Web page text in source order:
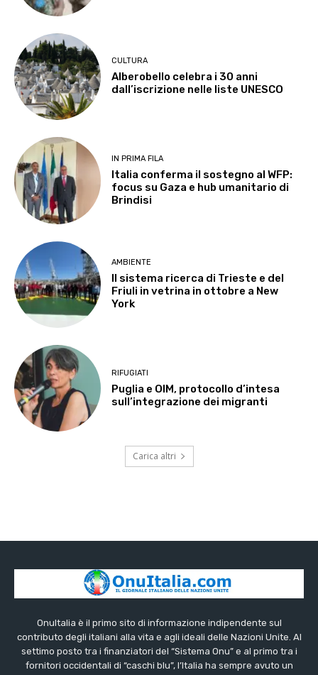
CULTURA
Alberobello celebra i 30 anni
dall’iscrizione nelle liste UNESCO
IN PRIMA FILA
Italia conferma il sostegno al WFP:
focus su Gaza e hub umanitario di
Brindisi
AMBIENTE
Il sistema ricerca di Trieste e del
Friuli in vetrina in ottobre a New
York
RIFUGIATI
Puglia e OIM, protocollo d’intesa
sull’integrazione dei migranti
Carica altri
OnuItalia è il primo sito di informazione indipendente sul
contributo degli italiani alla vita e agli ideali delle Nazioni Unite. Al
settimo posto tra i finanziatori del “Sistema Onu” e al primo tra i
fornitori occidentali di “caschi blu”, l’Italia ha sempre avuto un